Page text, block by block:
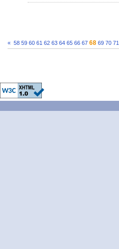
« 58 59 60 61 62 63 64 65 66 67 68 69 70 71